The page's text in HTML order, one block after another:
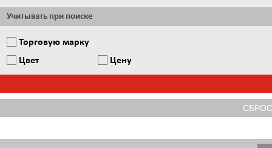
Учитывать при поиске
Торговую марку
Цвет
Цену